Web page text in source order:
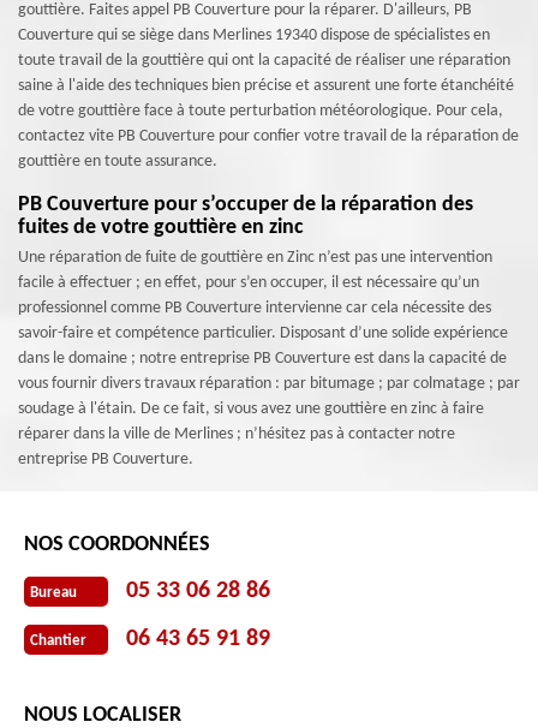
gouttière. Faites appel PB Couverture pour la réparer. D'ailleurs, PB
Couverture qui se siège dans Merlines 19340 dispose de spécialistes en
toute travail de la gouttière qui ont la capacité de réaliser une réparation
saine à l'aide des techniques bien précise et assurent une forte étanchéité
de votre gouttière face à toute perturbation météorologique. Pour cela,
contactez vite PB Couverture pour confier votre travail de la réparation de
gouttière en toute assurance.
PB Couverture pour s’occuper de la réparation des
fuites de votre gouttière en zinc
Une réparation de fuite de gouttière en Zinc n’est pas une intervention
facile à effectuer ; en effet, pour s’en occuper, il est nécessaire qu’un
professionnel comme PB Couverture intervienne car cela nécessite des
savoir-faire et compétence particulier. Disposant d’une solide expérience
dans le domaine ; notre entreprise PB Couverture est dans la capacité de
vous fournir divers travaux réparation : par bitumage ; par colmatage ; par
soudage à l'étain. De ce fait, si vous avez une gouttière en zinc à faire
réparer dans la ville de Merlines ; n’hésitez pas à contacter notre
entreprise PB Couverture.
NOS COORDONNÉES
Bureau 05 33 06 28 86
Chantier 06 43 65 91 89
NOUS LOCALISER